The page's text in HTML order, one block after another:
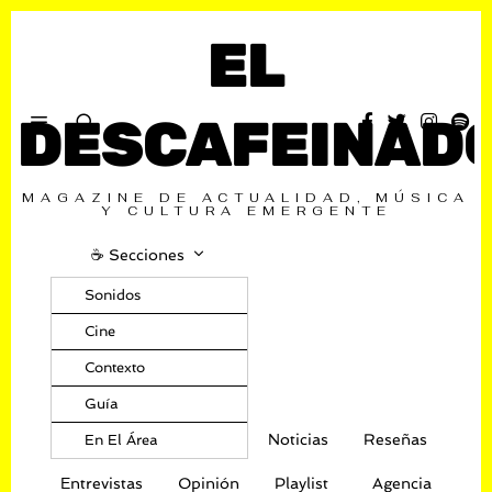
EL
MAGAZINE DE ACTUALIDAD, MÚSICA
Y CULTURA EMERGENTE
☕️ Secciones
Sonidos
Cine
Contexto
Guía
En El Área Noticias Reseñas
Entrevistas Opinión Playlist Agencia